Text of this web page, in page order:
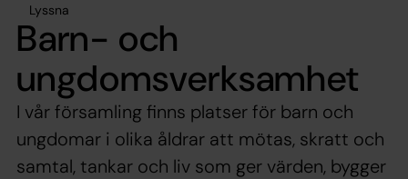
Lyssna
Barn- och
ungdomsverksamhet
I vår församling finns platser för barn och
ungdomar i olika åldrar att mötas, skratt och
samtal, tankar och liv som ger värden, bygger